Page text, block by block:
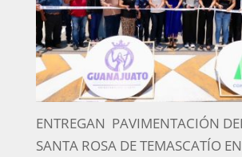
ENTREGAN PAVIMENTACIÓN
SANTA ROSA DE TEMASCATÍO